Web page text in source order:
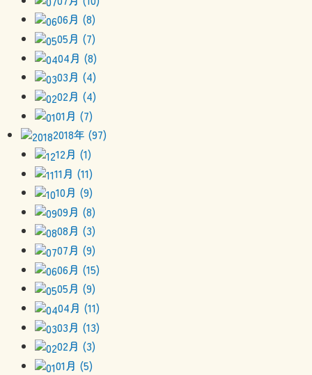
06月 (8)
05月 (7)
04月 (8)
03月 (4)
02月 (4)
01月 (7)
2018年 (97)
12月 (1)
11月 (11)
10月 (9)
09月 (8)
08月 (3)
07月 (9)
06月 (15)
05月 (9)
04月 (11)
03月 (13)
02月 (3)
01月 (5)